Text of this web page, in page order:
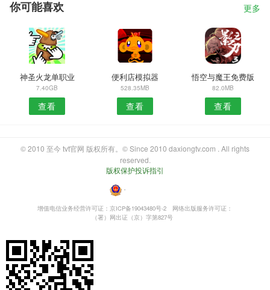
你可能喜欢 更多
神圣火龙单职业
7.40GB
查看
便利店模拟器
528.35MB
查看
悟空与魔王免费版
82.0MB
查看
© 2010 至今 tvt官网 版权所有。© Since 2010 daxiongtv.com . All rights
reserved.
版权保护投诉指引
・
增值电信业务经营许可证：京ICP备19043480号-2
网络出版服务许可证：
（署）网出证（京）字第827号